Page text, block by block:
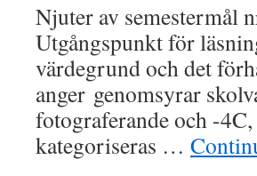
Njuter av semestermål
Utgångspunkt för
värdegrund och det
anger genomsyrar
fotograferande och -
kategoriseras …